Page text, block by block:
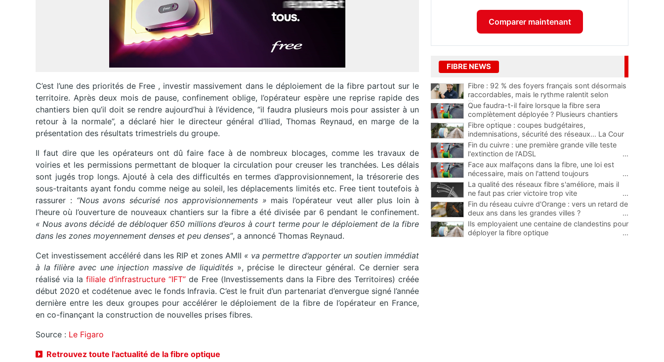
C’est l’une des priorités de Free , investir massivement dans le déploiement de la fibre partout sur le
territoire. Après deux mois de pause, confinement oblige, l’opérateur espère une reprise rapide des
chantiers bien qu’il doit se rendre aujourd’hui à l’évidence, “il faudra plusieurs mois pour assister à un
retour à la normale”, a déclaré hier le directeur général d’Iliad, Thomas Reynaud, en marge de la
présentation des résultats trimestriels du groupe.
Il faut dire que les opérateurs ont dû faire face à de nombreux blocages, comme les travaux de
voiries et les permissions permettant de bloquer la circulation pour creuser les tranchées. Les délais
sont jugés trop longs. Ajouté à cela des difficultés en termes d’approvisionnement, la trésorerie des
sous-traitants ayant fondu comme neige au soleil, les déplacements limités etc. Free tient toutefois à
rassurer :“Nous avons sécurisé nos approvisionnements » mais l’opérateur veut aller plus loin à
l’heure où l’ouverture de nouveaux chantiers sur la fibre a été divisée par 6 pendant le confinement.
« Nous avons décidé de débloquer 650 millions d’euros à court terme pour le déploiement de la fibre
dans les zones moyennement denses et peu denses”, a annoncé Thomas Reynaud.
Cet investissement accéléré dans les RIP et zones AMII « va permettre d’apporter un soutien immédiat
à la filière avec une injection massive de liquidités », précise le directeur général. Ce dernier sera
réalisé via la filiale d’infrastructure “IFT” de Free (Investissements dans la Fibre des Territoires) créée
début 2020 et codétenue avec le fonds Infravia. C’est le fruit d’un partenariat d’envergue signé l’année
dernière entre les deux groupes pour accélérer le déploiement de la fibre de l’opérateur en France,
en co-finançant la construction de nouvelles prises fibres.
Source : Le Figaro
Retrouvez toute l'actualité de la fibre optique
Comparer maintenant
FIBRE NEWS
Fibre : 92 % des foyers français sont désormais
raccordables, mais le rythme ralentit selon
l'Arcep
Que faudra-t-il faire lorsque la fibre sera
complètement déployée ? Plusieurs chantiers
proposés
Fibre optique : coupes budgétaires,
indemnisations, sécurité des réseaux... La Cour
des comptes tire la sonnette d'alarme
Fin du cuivre : une première grande ville teste
l'extinction de l'ADSL
...
Face aux malfaçons dans la fibre, une loi est
nécessaire, mais on l'attend toujours
...
La qualité des réseaux fibre s'améliore, mais il
ne faut pas crier victoire trop vite
...
Fin du réseau cuivre d'Orange : vers un retard de
deux ans dans les grandes villes ?
...
Ils employaient une centaine de clandestins pour
déployer la fibre optique
...